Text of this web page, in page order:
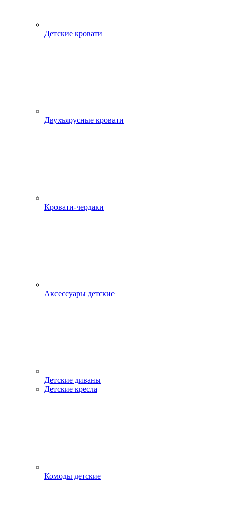
Детские кровати
Двухъярусные кровати
Кровати-чердаки
Аксессуары детские
Детские диваны
Детские кресла
Комоды детские